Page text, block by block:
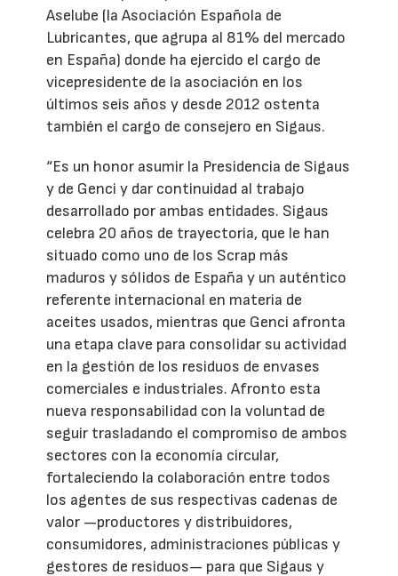
Aselube (la Asociación Española de
Lubricantes, que agrupa al 81% del mercado
en España) donde ha ejercido el cargo de
vicepresidente de la asociación en los
últimos seis años y desde 2012 ostenta
también el cargo de consejero en Sigaus.
“Es un honor asumir la Presidencia de Sigaus
y de Genci y dar continuidad al trabajo
desarrollado por ambas entidades. Sigaus
celebra 20 años de trayectoria, que le han
situado como uno de los Scrap más
maduros y sólidos de España y un auténtico
referente internacional en materia de
aceites usados, mientras que Genci afronta
una etapa clave para consolidar su actividad
en la gestión de los residuos de envases
comerciales e industriales. Afronto esta
nueva responsabilidad con la voluntad de
seguir trasladando el compromiso de ambos
sectores con la economía circular,
fortaleciendo la colaboración entre todos
los agentes de sus respectivas cadenas de
valor —productores y distribuidores,
consumidores, administraciones públicas y
gestores de residuos— para que Sigaus y